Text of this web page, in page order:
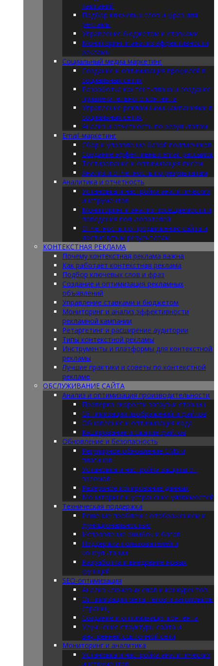
кампаний
Подбор ключевых слов и фраз для
рекламы
Управление бюджетом и ставками
Мониторинг и анализ эффективности
рекламы
Социальный медиа маркетинг
Создание и оптимизация профилей в
социальных сетях
Разработка контент-плана и создание
привлекательного контента
Управление рекламными кампаниями в
социальных сетях
Анализ и отчетность по результатам
Email-маркетинг
Сбор и управление базой подписчиков
Создание эффективных email-рассылок
Тестирование и оптимизация писем
Анализ и отчетность по результатам
Аналитика и отчетность
Установка и настройка аналитических
инструментов
Мониторинг и анализ посещаемости и
поведения пользователей
Отчетность по продвижению сайта и
достигнутым результатам
КОНТЕКСТНАЯ РЕКЛАМА
Почему контекстная реклама важна
Как работает контекстная реклама
Подбор ключевых слов и фраз
Создание и оптимизация рекламных
объявлений
Управление ставками и бюджетом
Мониторинг и анализ эффективности
рекламной кампании
Ретаргетинг и расширение аудитории
Типы контекстной рекламы
Инструменты и платформы для контекстной
рекламы
Лучшие практики и советы по контекстной
рекламе
ОБСЛУЖИВАНИЕ САЙТА
Анализ и оптимизация производительности
Проверка скорости загрузки страниц
Оптимизация изображений и файлов
Обновление и оптимизация кода
Кэширование и сжатие файлов
Обновление и безопасность
Регулярное обновление CMS и
плагинов
Установка и настройка защиты от
взломов
Резервное копирование данных
Мониторинг и устранение уязвимостей
Техническая поддержка
Решение проблем с отображением и
функциональностью
Исправление ошибок и багов
Поддержка пользователей и
консультации
Разработка и внедрение новых
функций
SEO-оптимизация
Анализ ключевых слов и конкурентов
Оптимизация мета-тегов и заголовков
страниц
Создание и оптимизация контента
Улучшение структуры сайта и
внутренней ссылочной сети
Мониторинг и аналитика
Установка и настройка аналитических
инструментов